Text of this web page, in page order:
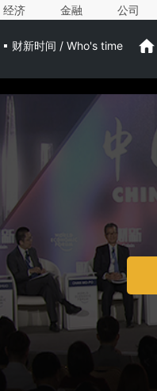
经济 金融 公司
财新时间 / Who's time